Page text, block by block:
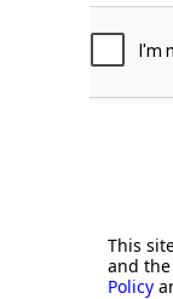
This
and
Policy